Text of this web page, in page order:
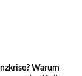
Warum